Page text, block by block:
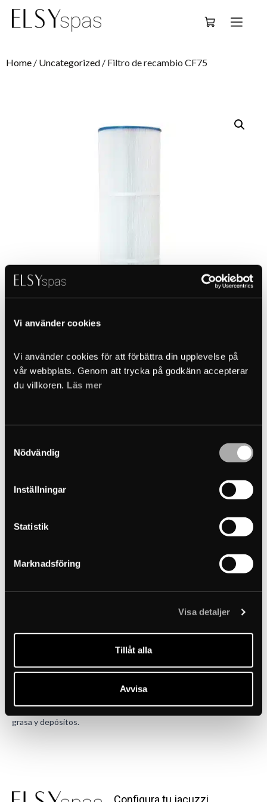
Vi använder cookies
Vi använder cookies för att förbättra din upplevelse på
vår webbplats. Genom att trycka på godkänn accepterar
du villkoren. Läs mer
Nödvändig
Inställningar
Statistik
Marknadsföring
Visa detaljer
Tillåt alla
Avvisa
Home / Uncategorized / Filtro de recambio CF75
CF75
Pris
Cartucho filtrante compatible con el filtro Emaux CF75, que es el
fácilmente. De este modo, un filtro puede utilizarse mientras el
otro se limpia y se seca, lo que prolonga la vida útil y facilita el
El filtro se limpia enjuagándolo cuidadosamente con agua. Para
caliente junto con un limpiador de filtros para disolver suciedad,
grasa y depósitos.
Configura tu jacuzzi